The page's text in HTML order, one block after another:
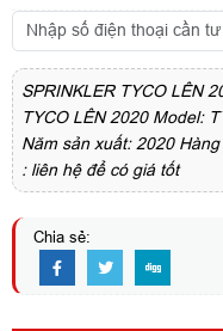
SPRINKLER TYCO LÊN
TYCO LÊN 2020 Model:
Năm sản xuất: 2020
: liên hệ để có giá tốt
Chia sẻ: